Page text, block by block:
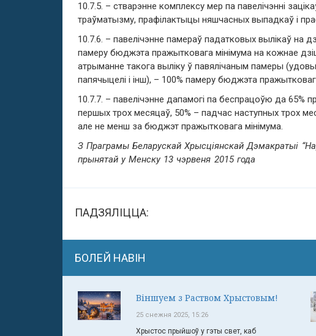
10.7.5. – стварэнне комплексу мер па павелічэнні
траўматызму, прафілактыцы няшчасных выпадкаў і
10.7.6. – павелічэнне памераў падатковых вылікаў на
памеру бюджэта пражытковага мінімума на кожнае
атрыманне такога выліку ў павялічаным памеры
папячыцелi і інш), – 100% памеру бюджэта
10.7.7. – павелічэнне дапамогі па беспрацоўю да 65%
першых трох месяцаў, 50% – падчас наступных трох
але не менш за бюджэт пражытковага мінімума.
З Праграмы Беларускай Хрысціянскай Дэмакратыі
прынятай у Менску 13 чэрвеня 2015 года
ПАДЗЯЛІЦЦА:
БОЛЕЙ НАВІН
Віншуем з Раством Хрыстовым!
25 снежня 2025, 15:26
Хрыстос прыйшоў у гэты свет, каб